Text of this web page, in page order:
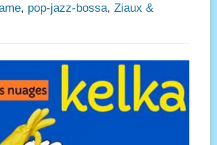
, pop-jazz-bossa, Ziaux &